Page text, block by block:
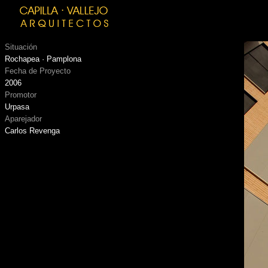
Situación
Rochapea · Pamplona
Fecha de Proyecto
2006
Promotor
Urpasa
Aparejador
Carlos Revenga